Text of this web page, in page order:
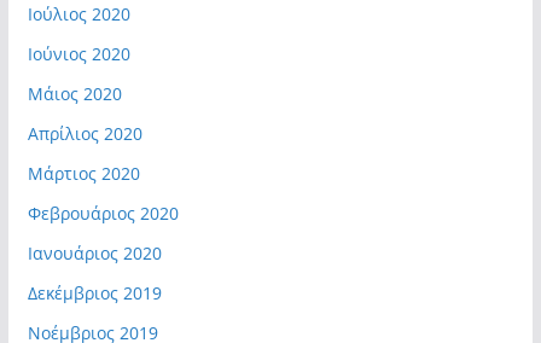
Ιούλιος 2020
Ιούνιος 2020
Μάιος 2020
Απρίλιος 2020
Μάρτιος 2020
Φεβρουάριος 2020
Ιανουάριος 2020
Δεκέμβριος 2019
Νοέμβριος 2019